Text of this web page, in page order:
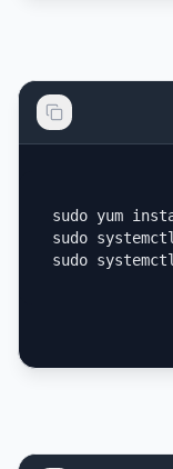
sudo yum
sudo
sudo